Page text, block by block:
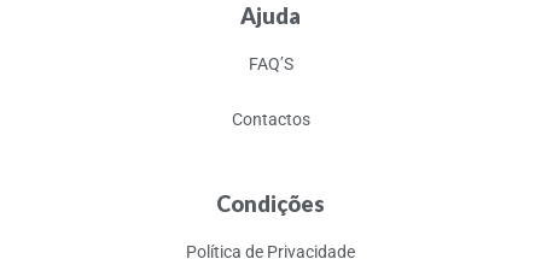
Ajuda
FAQ’S
Contactos
Condições
Política de Privacidade